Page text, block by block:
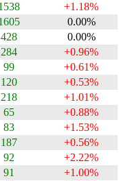
+1.18%
0.00%
428
0.00%
284
+0.96%
99
+0.61%
120
+0.53%
218
+1.01%
65
+0.88%
83
+1.53%
187
+0.56%
92
+2.22%
91
+1.00%